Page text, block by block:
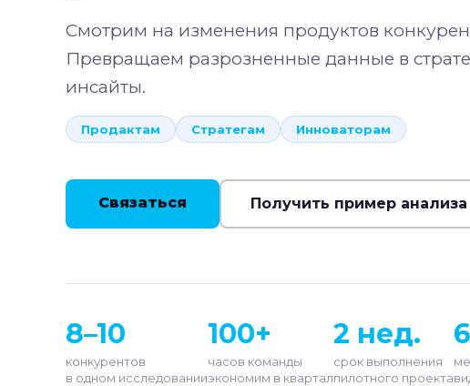
Смотрим на изменения продуктов
Превращаем разрозненные данные в
инсайты.
Продактам Стратегам Инноваторам
Связаться Получить пример анализа
8–10
конкурентов
в одном исследовании
100+
часов команды
экономим в квартал
2 нед.
срок выполнения
пилотного проекта